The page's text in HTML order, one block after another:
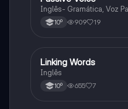
Inglês- Gramática, Voz
10º 909 19
Inglês
Linking Words
Inglês
10º 655 7